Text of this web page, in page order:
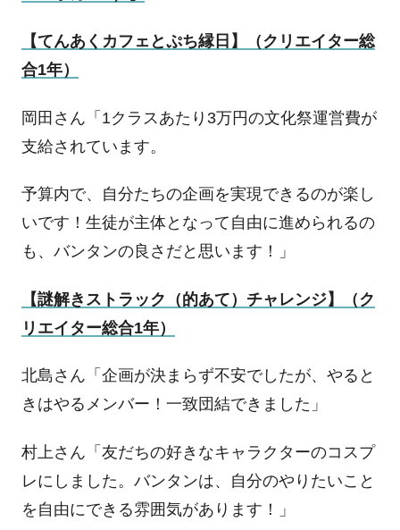
【てんあくカフェとぷち縁日】（クリエイター総
合1年）
岡田さん「 1クラスあたり 3万円の文化祭運営費が
支給されています。
予算内で、自分たちの企画を実現できるのが楽し
いです！生徒が主体となって自由に進められるの
も、バンタンの良さだと思います！」
【謎解きストラック（的あて）チャレンジ】（ク
リエイター総合1年）
北島さん「企画が決まらず不安でしたが、やると
きはやるメンバー！一致団結できました」
村上さん「友だちの好きなキャラクターのコスプ
レにしました。バンタンは、自分のやりたいこと
を自由にできる雰囲気があります！」